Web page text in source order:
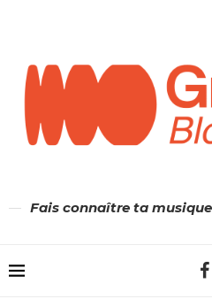
Fais connaître ta